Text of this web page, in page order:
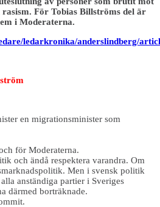
För Tobias Billströms del är
i Moderaterna.
ledarkronika/anderslindberg/
en migrationsminister som
för M­oderaterna.
och ä­ndå respektera varandra. Om
Men i svensk politik
anständiga partier i Sveriges
därmed borträknade.